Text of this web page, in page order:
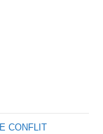
CONFLIT